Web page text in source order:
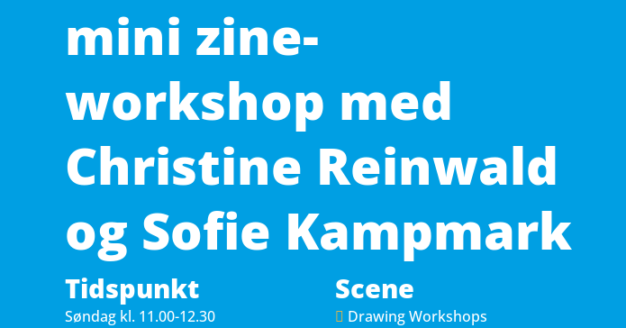
mini zine-
workshop med
Christine Reinwald
og Sofie Kampmark
Tidspunkt
Søndag kl. 11.00-12.30
Scene
Drawing Workshops